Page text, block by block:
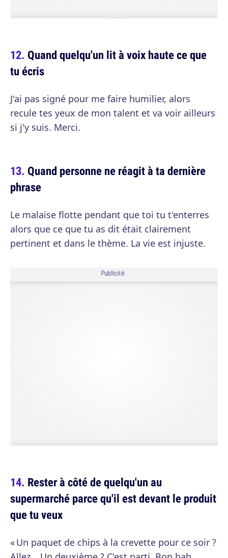
Quand quelqu'un lit à voix haute ce que
tu écris
J'ai pas signé pour me faire humilier, alors
recule tes yeux de mon talent et va voir ailleurs
si j'y suis. Merci.
Quand personne ne réagit à ta dernière
phrase
Le malaise flotte pendant que toi tu t'enterres
alors que ce que tu as dit était clairement
pertinent et dans le thème. La vie est injuste.
Publicité
Rester à côté de quelqu'un au
supermarché parce qu'il est devant le produit
que tu veux
« Un paquet de chips à la crevette pour ce soir ?